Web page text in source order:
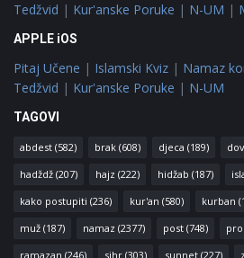
Tedžvid | Kur'anske Poruke | N-UM |
APPLE iOS
Pitaj Učene | Islamski Kviz | Namaz
Tedžvid | Kur'anske Poruke | N-UM
TAGOVI
abdest (582) brak (608) djeca (189)
hadždž (207) hajz (222) hidžab (187)
kako postupiti (236) kur'an (580) kurban
muž (187) namaz (2377) post (748)
ramazan (246) sihr (303) sunnet (227)